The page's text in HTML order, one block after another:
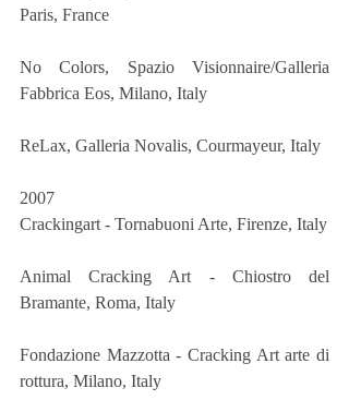
Paris, France
No Colors, Spazio Visionnaire/Galleria
Fabbrica Eos, Milano, Italy
ReLax, Galleria Novalis, Courmayeur, Italy
2007
Crackingart - Tornabuoni Arte, Firenze, Italy
Animal Cracking Art - Chiostro del
Bramante, Roma, Italy
Fondazione Mazzotta - Cracking Art arte di
rottura, Milano, Italy